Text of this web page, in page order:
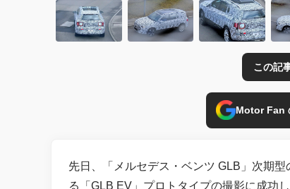
この記
Motor Fan
先日、「メルセデス・ベンツ GLB」次期
る「GLB EV」プロトタイプの撮影に成功